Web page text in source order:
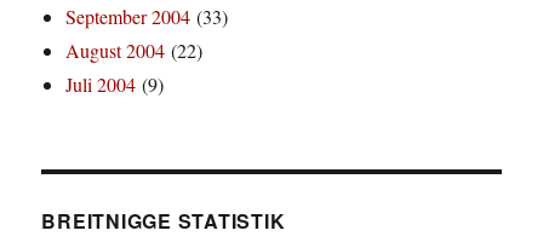
September 2004 (33)
August 2004 (22)
Juli 2004 (9)
BREITNIGGE STATISTIK